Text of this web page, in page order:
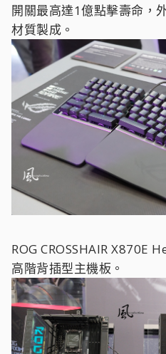
開關最高達1億點擊壽命，
材質製成。
ROG CROSSHAIR X870E
高階背插型主機板。